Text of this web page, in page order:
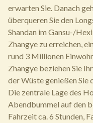
erwarten Sie. Danach
überqueren Sie den
Shandan im Gansu-/
Zhangye zu erreichen,
rund 3 Millionen
Zhangye beziehen Sie
der Wüste genießen
Die zentrale Lage des
Abendbummel auf den
Fahrzeit ca. 6 Stunden,